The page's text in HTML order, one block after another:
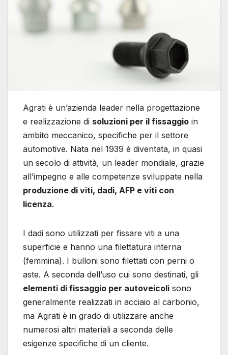
Agrati è un’azienda leader nella progettazione
e realizzazione di soluzioni per il fissaggio in
ambito meccanico, specifiche per il settore
automotive. Nata nel 1939 è diventata, in quasi
un secolo di attività, un leader mondiale, grazie
all’impegno e alle competenze sviluppate nella
produzione di viti, dadi, AFP e viti con
licenza.
I dadi sono utilizzati per fissare viti a una
superficie e hanno una filettatura interna
(femmina). I bulloni sono filettati con perni o
aste. A seconda dell’uso cui sono destinati, gli
elementi di fissaggio per autoveicoli sono
generalmente realizzati in acciaio al carbonio,
ma Agrati è in grado di utilizzare anche
numerosi altri materiali a seconda delle
esigenze specifiche di un cliente.